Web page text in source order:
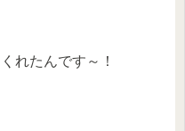
れたんです～！